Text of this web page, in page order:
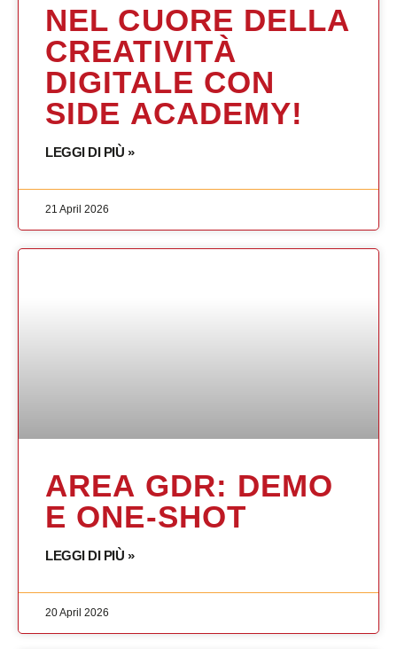
NEL CUORE DELLA
CREATIVITÀ
DIGITALE CON
SIDE ACADEMY!
LEGGI DI PIÙ »
21 April 2026
AREA GDR: DEMO
E ONE-SHOT
LEGGI DI PIÙ »
20 April 2026